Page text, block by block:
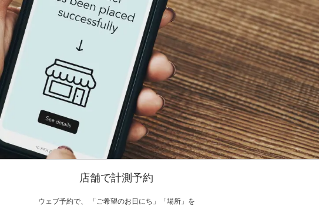
店舗で計測予約
ウェブ予約で、 「ご希望のお日にち」「場所」を